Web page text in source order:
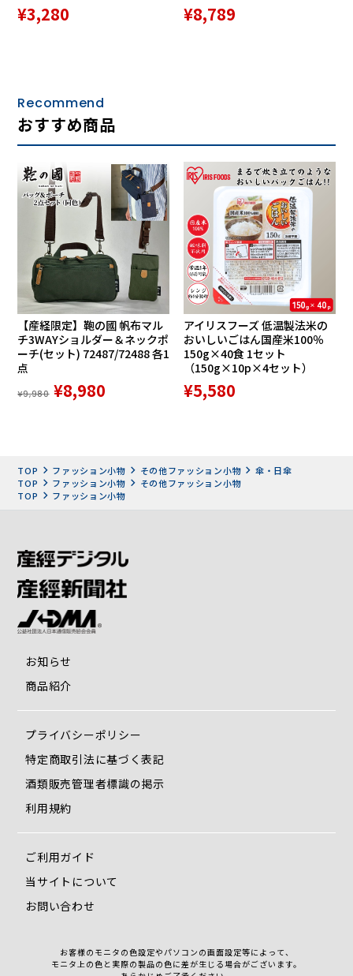
ひっくり返っても折れずに戻る「耐風骨」
※使い方やあまりに強い風など状況によっては骨が折れてし
まいますのでご注意ください。
カラーは3種類
カラーは、ブラック、ネイビー、パープルの3種類。内側の
ストライプは生地の色を際立たせる配色で、1本1本違った印
保証・修理・部品交換の対応
市原では、傘がお客様の人生に長く寄り添う雨の日のパート
蘇らせます。経年変化や破損による部品交換、防水・撥水の
【修理の流れ】
1． メールで修理傘と修理箇所のわかる写真をお送りくださ
修理に関するお問い合わせ先：mail@ichihara-1946.com
2． その写真より概算のお見積り金額をご連絡させていただ
い。
(送料はお客様ご負担でお願いしておりますので、元払いにて
4． 傘が届いたら確認し正式なお見積りをさせていただきま
す。
(場合によっては修理箇所が増える可能性もありますのでご了
5． 修理については前払い制となっておりますので、お見積
り金額を弊社指定口座へお振込みください。
6． ご入金確認後、修理実施させていただきます。
7．修理完了後、返送いたします。
¥3,280 ¥8,789
Recommend
おすすめ商品
【産経限定】鞄の國 帆布マル
チ3WAYショルダー＆ネックポ
ーチ(セット) 72487/72488 各1
点
¥9,980 ¥8,980
アイリスフーズ 低温製法米の
おいしいごはん国産米100％
150g×40食 1セット
（150g×10p×4セット）
¥5,580
TOP ファッション小物 その他ファッション小物
傘・日傘
TOP
ファッション小物
その他ファッション小物
TOP
ファッション小物
お知らせ
商品紹介
プライバシーポリシー
特定商取引法に基づく表記
酒類販売管理者標識の掲示
利用規約
ご利用ガイド
当サイトについて
お問い合わせ
お客様のモニタの色設定やパソコンの画面設定等によって、
モニタ上の色と実際の製品の色に差が生じる場合がございます。